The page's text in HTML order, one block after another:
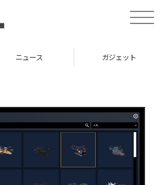
toggle
ニュース ガジェット